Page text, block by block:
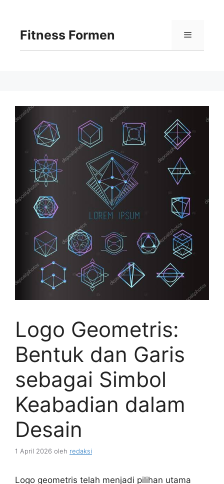
Fitness Formen Menu
Logo Geometris:
Bentuk dan Garis
sebagai Simbol
Keabadian dalam
Desain
1 April 2026 oleh redaksi
Logo geometris telah menjadi pilihan utama